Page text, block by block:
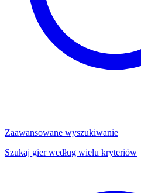
Zaawansowane wyszukiwanie
Szukaj gier według wielu kryteriów